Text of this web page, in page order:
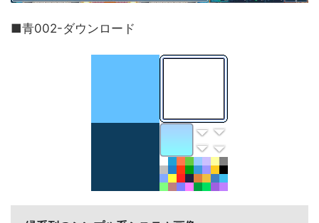
■青002-ダウンロード